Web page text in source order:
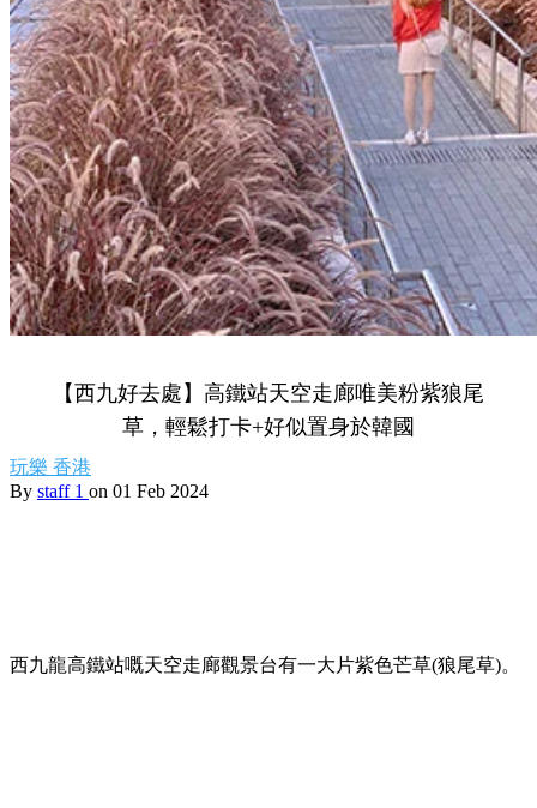
【西九好去處】高鐵站天空走廊唯美粉紫狼尾
草，輕鬆打卡+好似置身於韓國
玩樂 香港
By staff 1 on 01 Feb 2024
西九龍高鐵站嘅天空走廊觀景台有一大片紫色芒草(狼尾草)。